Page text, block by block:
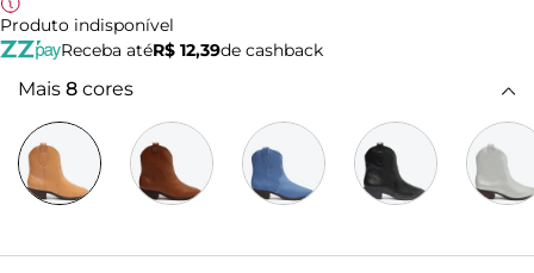
Produto indisponível
Receba atéR$ 12,39de cashback
Mais 8 cores